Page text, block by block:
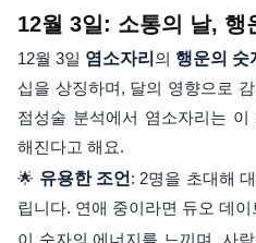
12월 3일: 소통의 날, 행
12월 3일 염소자리 의 행운의 숫
십을 상징하며, 달의 영향으로
점성술 분석에서 염소자리는
해진다고 해요.
🌟 유용한 조언 : 2명을 초대해
립니다. 연애 중이라면 듀오 데이
이 숫자의 에너지를 느끼며, 사